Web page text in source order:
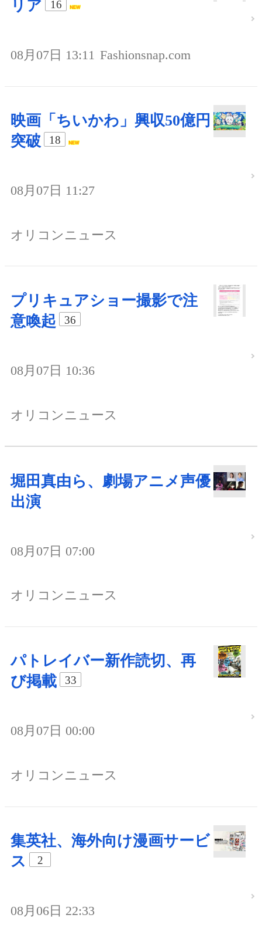
リア
16
08月07日 13:11 Fashionsnap.com
映画「ちいかわ」興収50億円
突破
18
08月07日 11:27
オリコンニュース
プリキュアショー撮影で注
意喚起
36
08月07日 10:36
オリコンニュース
堀田真由ら、劇場アニメ声優
出演
08月07日 07:00
オリコンニュース
パトレイバー新作読切、再
び掲載
33
08月07日 00:00
オリコンニュース
集英社、海外向け漫画サービ
ス
2
08月06日 22:33